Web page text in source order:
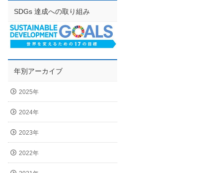
SDGs 達成への取り組み
年別アーカイブ
2025年
2024年
2023年
2022年